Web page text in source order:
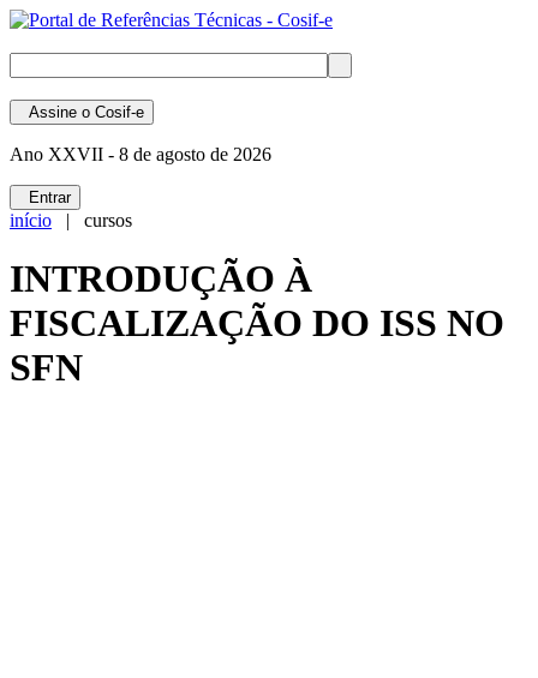
Assine o Cosif-e
Ano XXVII - 8 de agosto de 2026
Entrar
início | cursos
INTRODUÇÃO À
FISCALIZAÇÃO DO ISS NO
SFN